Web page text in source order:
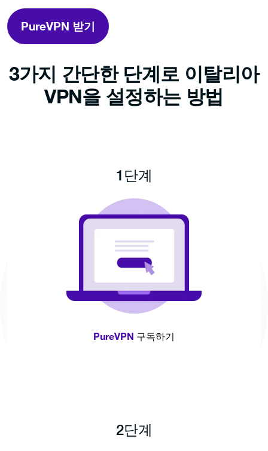
PureVPN 받기
3가지 간단한 단계로 이탈리아
VPN을 설정하는 방법
1단계
PureVPN 구독하기
2단계